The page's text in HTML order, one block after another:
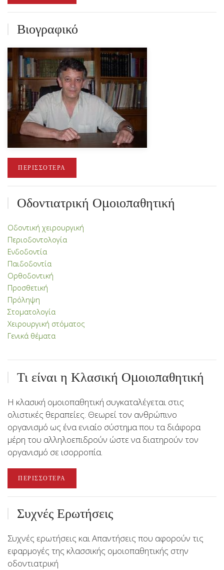
Βιογραφικό
ΠΕΡΙΣΣΌΤΕΡΑ
Οδοντιατρική Ομοιοπαθητική
Οδοντική χειρουργική
Περιοδοντολογία
Ενδοδοντία
Παιδοδοντία
Ορθοδοντική
Προσθετική
Πρόληψη
Στοματολογία
Χειρουργική στόματος
Γενικά θέματα
Τι είναι η Κλασική Ομοιοπαθητική
Η κλασική ομοιοπαθητική συγκαταλέγεται στις
ολιστικές θεραπείες. Θεωρεί τον ανθρώπινο
οργανισμό ως ένα ενιαίο σύστημα που τα διάφορα
μέρη του αλληλοεπιδρούν ώστε να διατηρούν τον
οργανισμό σε ισορροπία.
ΠΕΡΙΣΣΌΤΕΡΑ
Συχνές Ερωτήσεις
Συχνές ερωτήσεις και Απαντήσεις που αφορούν τις
εφαρμογές της κλασσικής ομοιοπαθητικής στην
οδοντιατρική